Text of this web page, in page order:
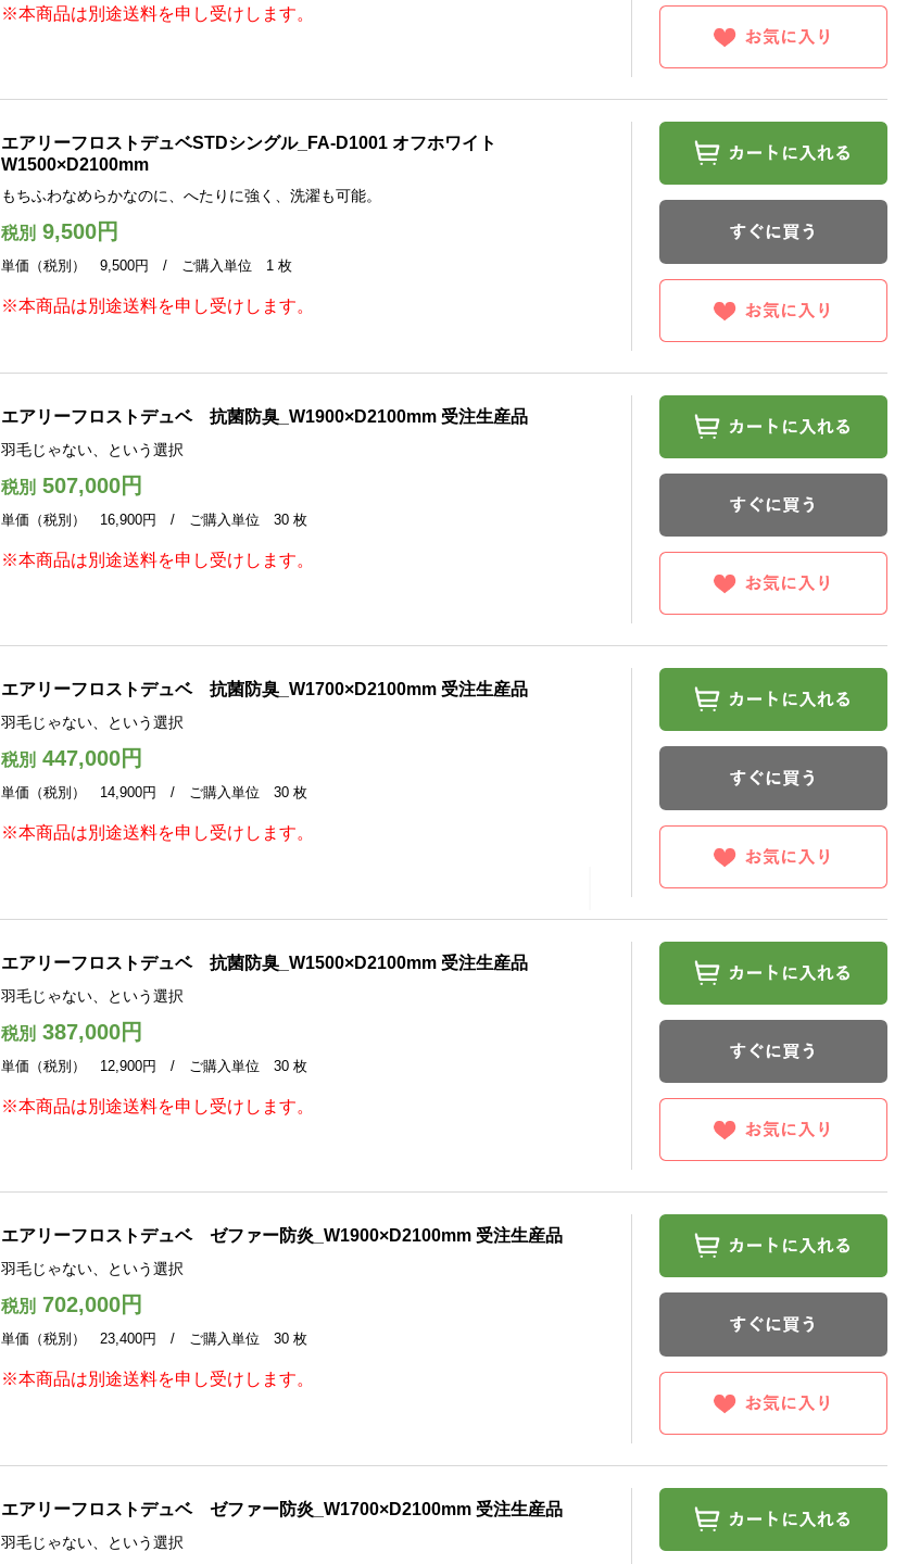
※本商品は別途送料を申し受けします。
エアリーフロストデュベSTDシングル_FA-D1001 オフホワイト
W1500×D2100mm
もちふわなめらかなのに、へたりに強く、洗濯も可能。
税別9,500円
単価（税別） 9,500円 / ご購入単位 1 枚
※本商品は別途送料を申し受けします。
エアリーフロストデュベ 抗菌防臭_W1900×D2100mm 受注生産品
羽毛じゃない、という選択
税別507,000円
単価（税別） 16,900円 / ご購入単位 30 枚
※本商品は別途送料を申し受けします。
エアリーフロストデュベ 抗菌防臭_W1700×D2100mm 受注生産品
羽毛じゃない、という選択
税別447,000円
単価（税別） 14,900円 / ご購入単位 30 枚
※本商品は別途送料を申し受けします。
エアリーフロストデュベ 抗菌防臭_W1500×D2100mm 受注生産品
羽毛じゃない、という選択
税別387,000円
単価（税別） 12,900円 / ご購入単位 30 枚
※本商品は別途送料を申し受けします。
エアリーフロストデュベ ゼファー防炎_W1900×D2100mm 受注生産品
羽毛じゃない、という選択
税別702,000円
単価（税別） 23,400円 / ご購入単位 30 枚
※本商品は別途送料を申し受けします。
エアリーフロストデュベ ゼファー防炎_W1700×D2100mm 受注生産品
羽毛じゃない、という選択